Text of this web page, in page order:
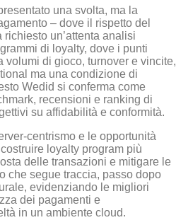
una svolta, ma la
– dove il rispetto del
un’attenta analisi
di loyalty, dove i punti
volumi di gioco, turnover e vincite,
ma una condizione di
Wedid si conferma come
recensioni e ranking di
su affidabilità e conformità.
e le opportunità
loyalty program più
delle transazioni e mitigare le
che segue traccia, passo dopo
evidenziando le migliori
dei pagamenti e
in un ambiente cloud.